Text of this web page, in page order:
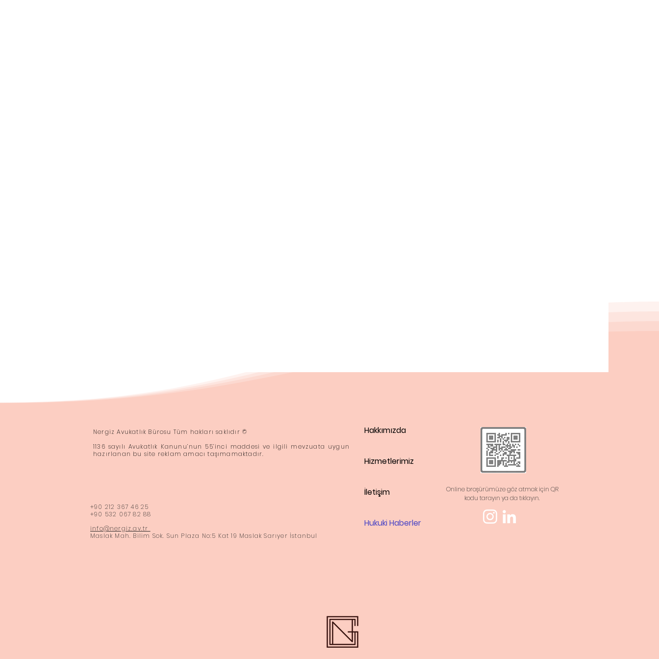
Nergiz Avukatlık Bürosu Tüm hakları saklıdır ©
1136 sayılı Avukatlık Kanunu’nun 55’inci maddesi ve ilgili mevzuata uygun
hazırlanan bu site reklam amacı taşımamaktadır.
​+90 212 367 46 25
+90 532 067 82 88
info@nergiz.av.tr
Maslak Mah. Bilim Sok. Sun Plaza No:5 Kat 19 Maslak Sarıyer İstanbul
Hakkımızda
Hizmetlerimiz
İletişim
Hukuki Haberler
Online broşürümüze göz atmak için QR
kodu tarayın ya da tıklayın.